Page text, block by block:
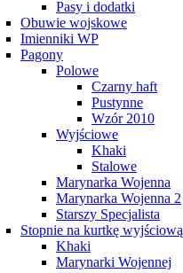
Pasy i dodatki
Obuwie wojskowe
Imienniki WP
Pagony
Polowe
Czarny haft
Pustynne
Wzór 2010
Wyjściowe
Khaki
Stalowe
Marynarka Wojenna
Marynarka Wojenna 2
Starszy Specjalista
Stopnie na kurtkę wyjściową
Khaki
Marynarki Wojennej